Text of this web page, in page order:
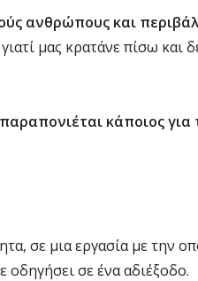
ανθρώπους και
μας κρατάνε πίσω και
κάποιος για
σε μια εργασία με την
οδηγήσει σε ένα αδιέξοδο.